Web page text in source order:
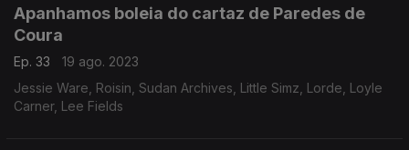
Apanhamos boleia do cartaz de Paredes de
Coura
Ep. 33
19 ago. 2023
Jessie Ware, Roisin, Sudan Archives, Little Simz, Lorde, Loyle
Carner, Lee Fields